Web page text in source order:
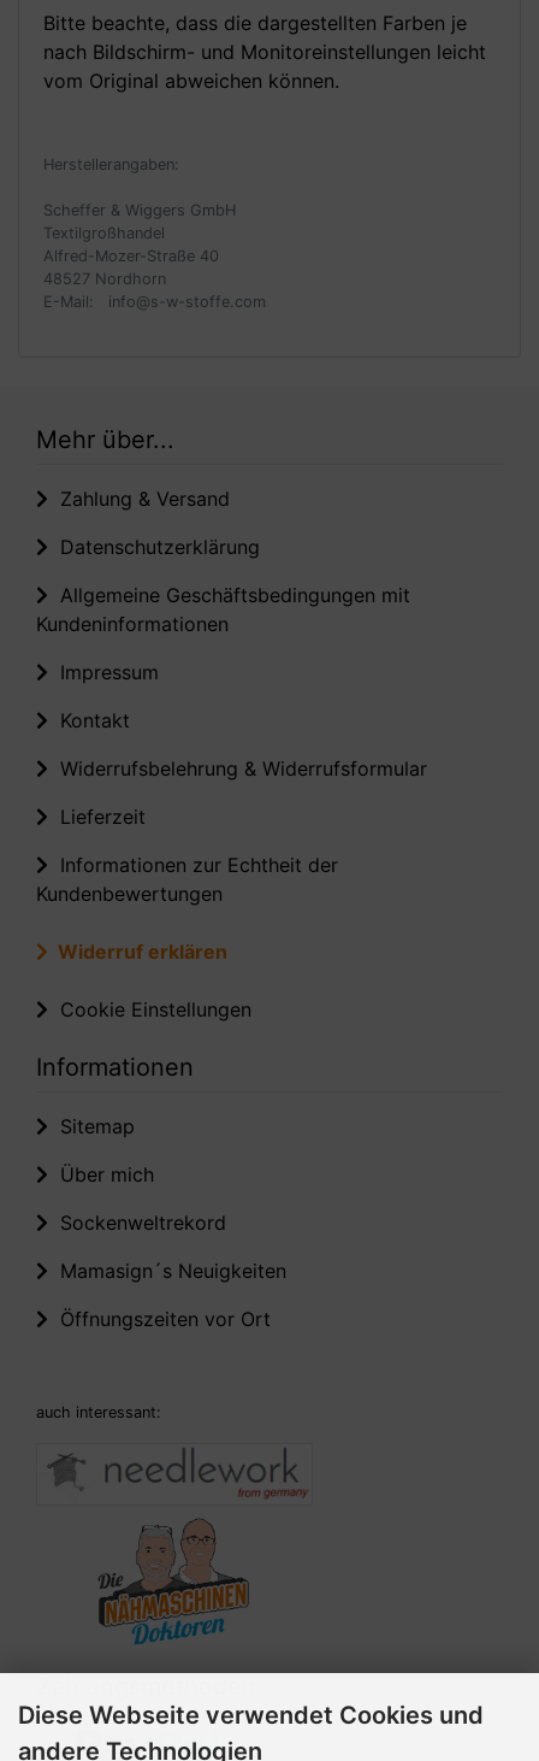
Bitte beachte, dass die dargestellten Farben je
nach Bildschirm- und Monitoreinstellungen leicht
vom Original abweichen können.
Herstellerangaben:
Scheffer & Wiggers GmbH
Textilgroßhandel
Alfred-Mozer-Straße 40
48527 Nordhorn
E-Mail: info@s-w-stoffe.com
Mehr über...
Zahlung & Versand
Datenschutzerklärung
Allgemeine Geschäftsbedingungen mit
Kundeninformationen
Impressum
Kontakt
Widerrufsbelehrung & Widerrufsformular
Lieferzeit
Informationen zur Echtheit der
Kundenbewertungen
Widerruf erklären
Cookie Einstellungen
Informationen
Sitemap
Über mich
Sockenweltrekord
Mamasign´s Neuigkeiten
Öffnungszeiten vor Ort
auch interessant:
Diese Webseite verwendet Cookies und
andere Technologien